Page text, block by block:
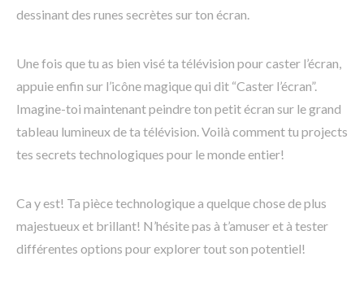
dessinant des runes secrètes sur ton écran.
Une fois que tu as bien visé ta télévision pour caster l’écran,
appuie enfin sur l’icône magique qui dit “Caster l’écran”.
Imagine-toi maintenant peindre ton petit écran sur le grand
tableau lumineux de ta télévision. Voilà comment tu projects
tes secrets technologiques pour le monde entier!
Ca y est! Ta pièce technologique a quelque chose de plus
majestueux et brillant! N’hésite pas à t’amuser et à tester
différentes options pour explorer tout son potentiel!